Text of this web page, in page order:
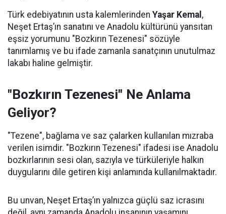
Türk edebiyatının usta kalemlerinden Yaşar Kemal ,
Neşet Ertaş’ın sanatını ve Anadolu kültürünü yansıtan
eşsiz yorumunu "Bozkırın Tezenesi" sözüyle
tanımlamış ve bu ifade zamanla sanatçının unutulmaz
lakabı haline gelmiştir.
"Bozkırın Tezenesi" Ne Anlama
Geliyor?
"Tezene", bağlama ve saz çalarken kullanılan mızraba
verilen isimdir. "Bozkırın Tezenesi" ifadesi ise Anadolu
bozkırlarının sesi olan, sazıyla ve türküleriyle halkın
duygularını dile getiren kişi anlamında kullanılmaktadır.
Bu unvan, Neşet Ertaş’ın yalnızca güçlü saz icrasını